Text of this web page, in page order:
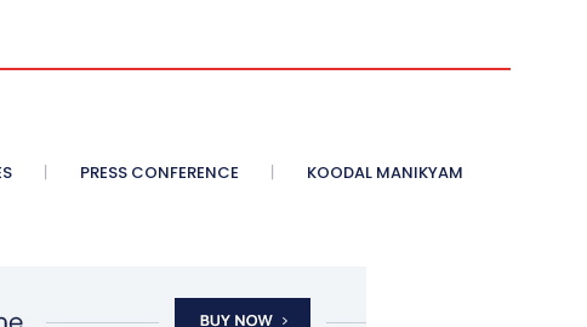
PRESS CONFERENCE KOODAL MANIKYAM